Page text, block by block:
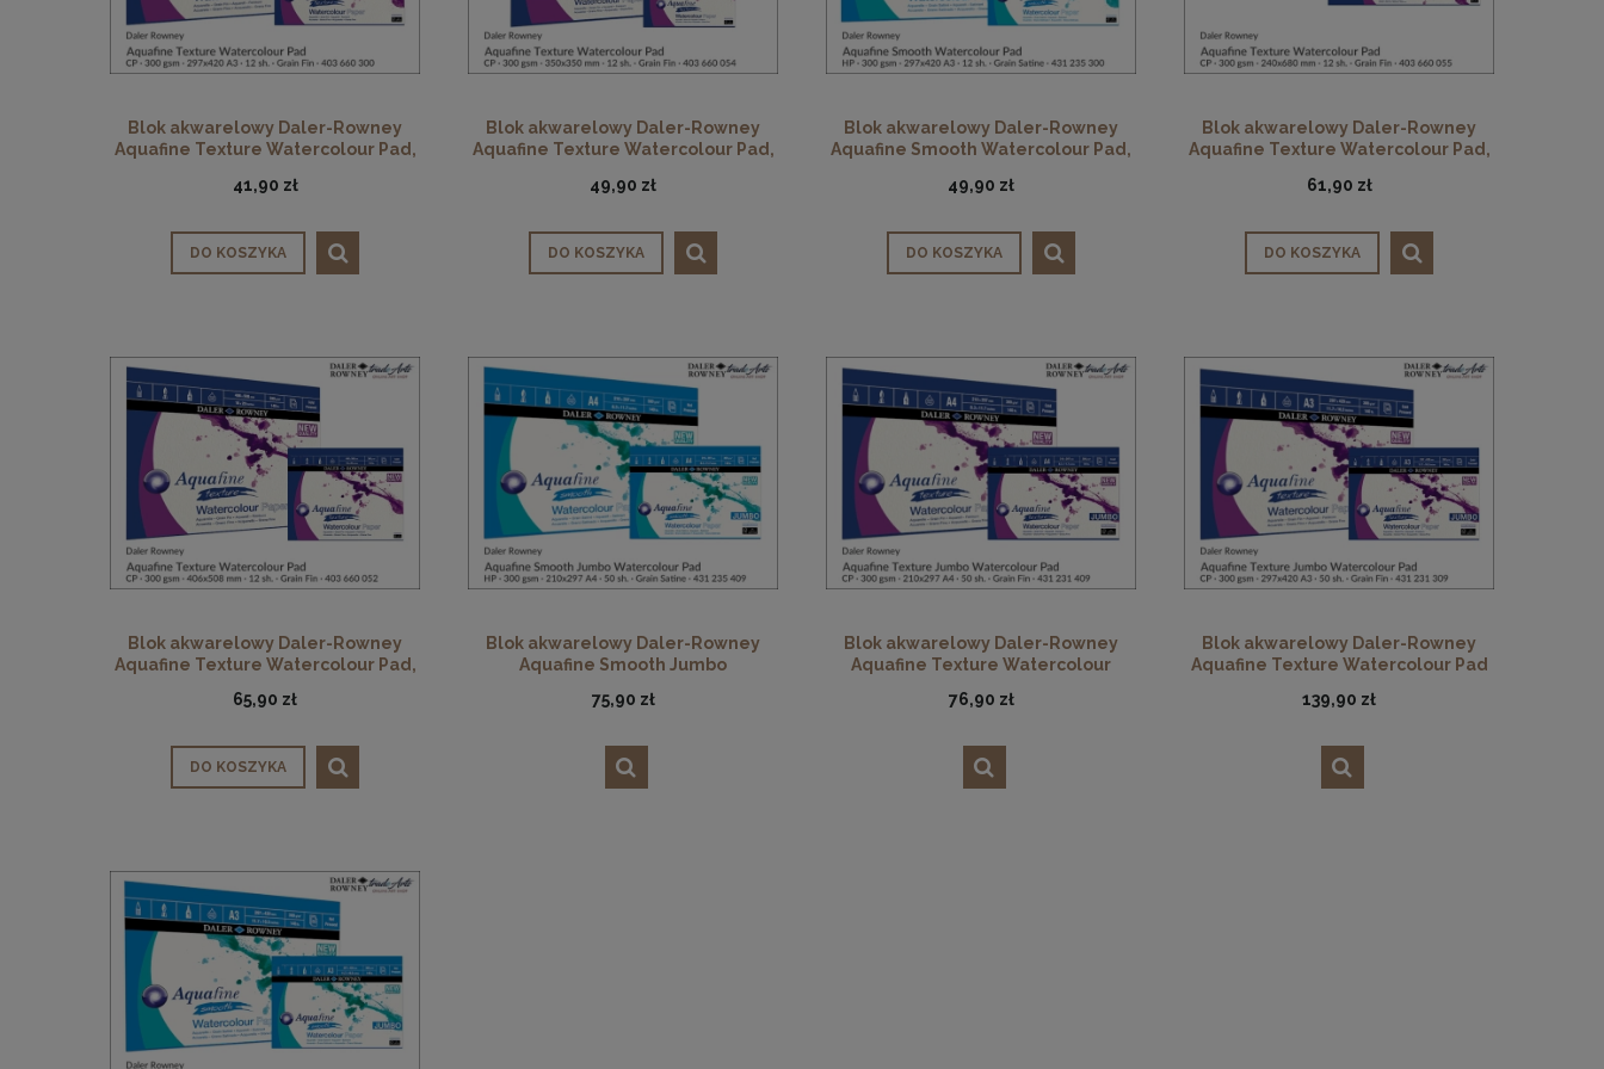
Blok akwarelowy Daler-Rowney
Aquafine Texture Watercolour Pad,
41,90 zł
DO KOSZYKA
Blok akwarelowy Daler-Rowney
Aquafine Texture Watercolour Pad,
49,90 zł
DO KOSZYKA
Blok akwarelowy Daler-Rowney
Aquafine Smooth Watercolour Pad,
49,90 zł
DO KOSZYKA
Blok akwarelowy Daler-Rowney
Aquafine Texture Watercolour Pad,
61,90 zł
DO KOSZYKA
Blok akwarelowy Daler-Rowney
Aquafine Texture Watercolour Pad,
65,90 zł
DO KOSZYKA
Blok akwarelowy Daler-Rowney
Aquafine Smooth Jumbo
ark. A4
75,90 zł
Blok akwarelowy Daler-Rowney
Aquafine Texture Watercolour
76,90 zł
Blok akwarelowy Daler-Rowney
Aquafine Texture Watercolour Pad
139,90 zł